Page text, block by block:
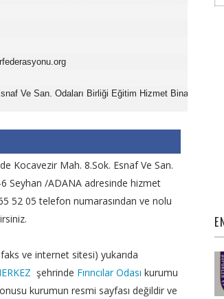
Ve San. Odaları Birliği Eğitim Hizmet Binası Kat:4
Kocavezir Mah. 8.Sok. Esnaf Ve San.
Seyhan /ADANA adresinde hizmet
52 05 telefon numarasından ve nolu
ve internet sitesi) yukarıda
şehrinde Fırıncılar Odası kurumu
kurumun resmi sayfası değildir ve